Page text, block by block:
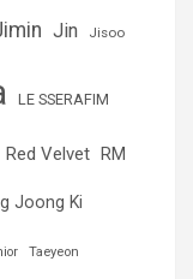
Jin Jisoo
LE SSERAFIM
Red Velvet RM
Joong Ki
Taeyeon